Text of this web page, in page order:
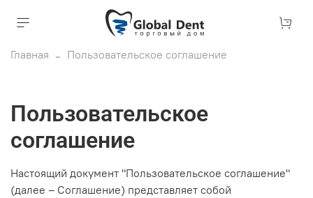
Главная Пользовательское соглашение
Пользовательское
соглашение
Настоящий документ "Пользовательское соглашение"
(далее – Соглашение) представляет собой